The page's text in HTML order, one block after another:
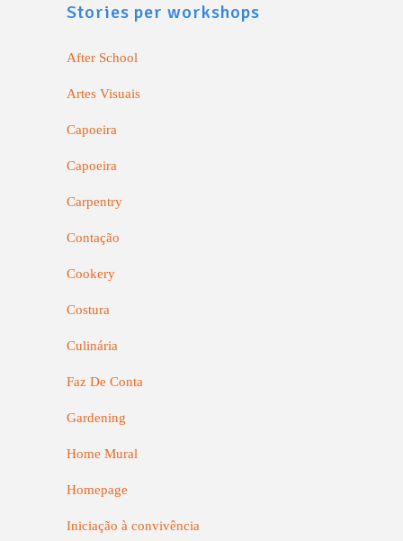
Stories per workshops
After School
Artes Visuais
Capoeira
Capoeira
Carpentry
Contação
Cookery
Costura
Culinária
Faz De Conta
Gardening
Home Mural
Homepage
Iniciação à convivência